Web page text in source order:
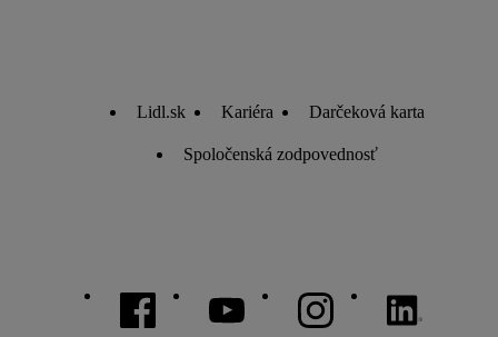
Lidl.sk Kariéra Darčeková karta
Spoločenská zodpovednosť